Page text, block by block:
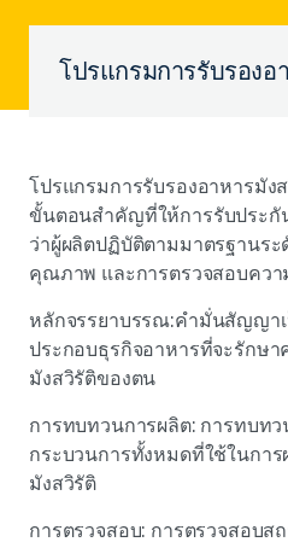
โปรแกรมการรับรองอ
โปรแกรมการรับรองอาหารมัง
ขั้นตอนสำคัญที่ให้การรับประกั
ว่าผู้ผลิตปฏิบัติตามมาตรฐานร
คุณภาพ และการตรวจสอบควา
หลักจรรยาบรรณ:คำมั่นสัญญา
ประกอบธุรกิจอาหารที่จะรัก
มังสวิรัติของตน
การทบทวนการผลิต: การทบท
กระบวนการทั้งหมดที่ใช้ในกา
มังสวิรัติ
การตรวจสอบ: การตรวจสอบส